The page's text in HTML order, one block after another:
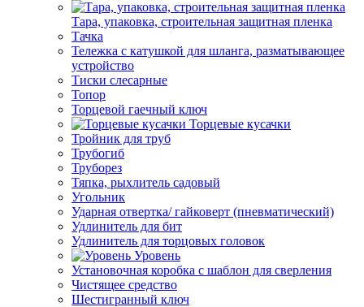
Тара, упаковка, строительная защитная пленка
Тачка
Тележка с катушкой для шланга, разматывающее
устройство
Тиски слесарные
Топор
Торцевой гаечный ключ
Торцевые кусачки
Тройник для труб
Трубогиб
Труборез
Тяпка, рыхлитель садовый
Угольник
Ударная отвертка/ гайковерт (пневматический)
Удлинитель для бит
Удлинитель для торцовых головок
Уровень
Установочная коробка с шаблон для сверления
Чистящее средство
Шестигранный ключ